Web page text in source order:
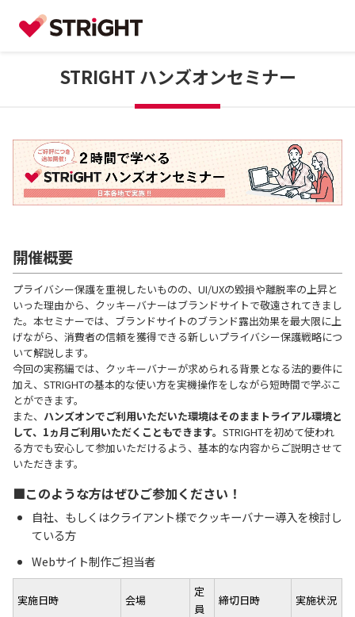
STRIGHT ハンズオンセミナー
開催概要
プライバシー保護を重視したいものの、UI/UXの毀損や離脱率の上昇と
いった理由から、クッキーバナーはブランドサイトで敬遠されてきまし
た。本セミナーでは、ブランドサイトのブランド露出効果を最大限に上
げながら、消費者の信頼を獲得できる新しいプライバシー保護戦略につ
いて解説します。
今回の実務編では、クッキーバナーが求められる背景となる法的要件に
加え、STRIGHTの基本的な使い方を実機操作をしながら短時間で学ぶこ
とができます。
また、 ハンズオンでご利用いただいた環境はそのままトライアル環境と
して、1ヵ月ご利用いただくこともできます。 STRIGHTを初めて使われ
る方でも安心して参加いただけるよう、基本的な内容からご説明させて
いただきます。
■このような方はぜひご参加ください！
自社、もしくはクライアント様でクッキーバナー導入を検討し
ている方
Webサイト制作ご担当者
実施日時 会場
定
員
締切日時 実施状況